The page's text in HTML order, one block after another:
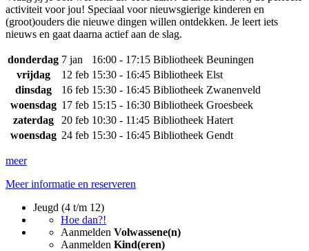
activiteit voor jou! Speciaal voor nieuwsgierige kinderen en
(groot)ouders die nieuwe dingen willen ontdekken. Je leert iets
nieuws en gaat daarna actief aan de slag.
donderdag 7 jan 16:00 - 17:15 Bibliotheek Beuningen
vrijdag
12 feb 15:30 - 16:45 Bibliotheek Elst
dinsdag
16 feb 15:30 - 16:45 Bibliotheek Zwanenveld
woensdag 17 feb 15:15 - 16:30 Bibliotheek Groesbeek
zaterdag
20 feb 10:30 - 11:45 Bibliotheek Hatert
woensdag 24 feb 15:30 - 16:45 Bibliotheek Gendt
meer
Meer informatie en reserveren
Jeugd (4 t/m 12)
Hoe dan?!
Aanmelden Volwassene(n)
Aanmelden Kind(eren)